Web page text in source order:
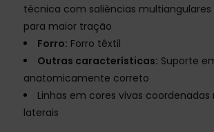
técnica com saliências multiangulares
para maior tração
Forro: Forro têxtil
Outras características: Suporte
anatomicamente correto
Linhas em cores vivas coordenadas
laterais